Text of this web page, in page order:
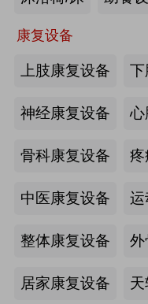
康复设备
上肢康复设备 下
神经康复设备 心
骨科康复设备 疼
中医康复设备 运
整体康复设备 外
居家康复设备
未
来源:注册会员
海量养老行业资源
【